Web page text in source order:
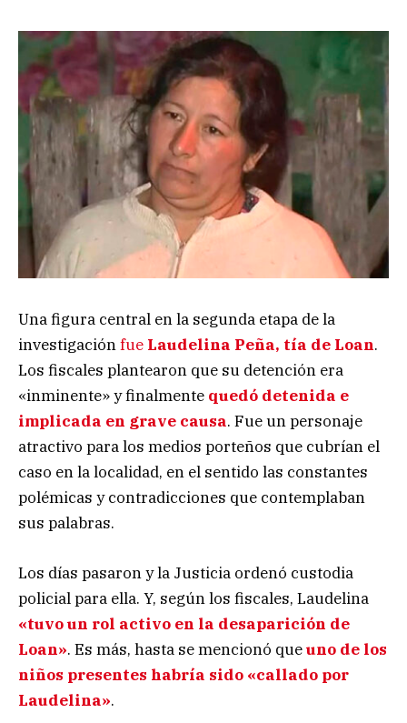
Una figura central en la segunda etapa de la
investigaciónfue Laudelina Peña, tía de Loan.
Los fiscales plantearon que su detención era
«inminente» y finalmente quedó detenida e
implicada en grave causa. Fue un personaje
atractivo para los medios porteños que cubrían el
caso en la localidad, en el sentido las constantes
polémicas y contradicciones que contemplaban
sus palabras.
Los días pasaron y la Justicia ordenó custodia
policial para ella. Y, según los fiscales, Laudelina
«tuvo un rol activo en la desaparición de
Loan». Es más, hasta se mencionó queuno de los
niños presentes habría sido «callado por
Laudelina».